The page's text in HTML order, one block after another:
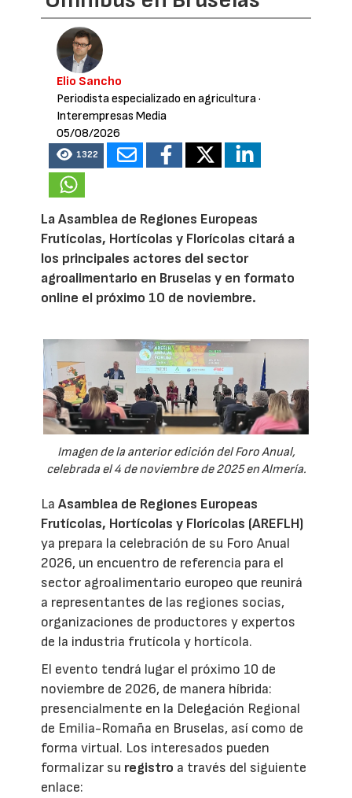
Elio Sancho
Periodista especializado en agricultura·
Interempresas Media
05/08/2026
1322
La Asamblea de Regiones Europeas
Frutícolas, Hortícolas y Florícolas citará a
los principales actores del sector
agroalimentario en Bruselas y en formato
online el próximo 10 de noviembre.
Imagen de la anterior edición del Foro Anual,
celebrada el 4 de noviembre de 2025 en Almería.
LaAsamblea de Regiones Europeas
Frutícolas, Hortícolas y Florícolas (AREFLH)
ya prepara la celebración de su Foro Anual
2026, un encuentro de referencia para el
sector agroalimentario europeo que reunirá
a representantes de las regiones socias,
organizaciones de productores y expertos
de la industria frutícola y hortícola.
El evento tendrá lugar el próximo 10 de
noviembre de 2026, de manera híbrida:
presencialmente en la Delegación Regional
de Emilia-Romaña en Bruselas, así como de
forma virtual. Los interesados pueden
formalizar su registro a través del siguiente
enlace: